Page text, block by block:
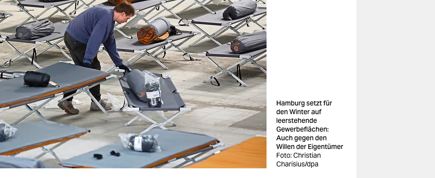
Hamburg setzt für
den Winter auf
leerstehende
Gewerbeflächen:
Auch gegen den
Willen der Eigentümer
Foto: Christian
Charisius/dpa